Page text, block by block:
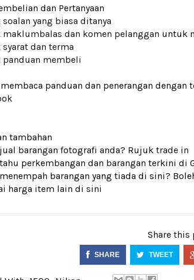
dan Pertanyaan
soalan yang biasa ditanya
maklumbalas dan komen pelanggan untuk
syarat dan terma
panduan membeli
panduan dan penerangan
tambahan
barangan fotografi anda? Rujuk trade in
perkembangan dan barangan terkini di
barangan yang tiada di sini?
harga item lain di sini
Share this
SHARE TWEET